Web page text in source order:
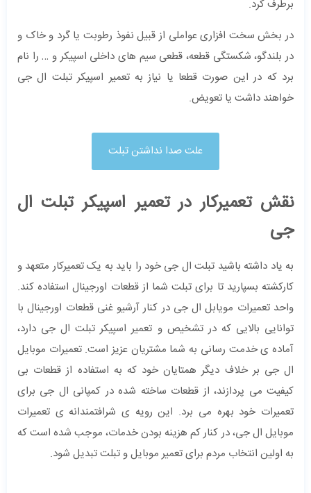
برطرف کرد.
در بخش سخت افزاری عواملی از قبیل نفوذ رطوبت یا گرد و خاک و
در بلندگو، شکستگی قطعه، قطعی سیم های داخلی اسپیکر و … را نام
برد که در این صورت قطعا یا نیاز به تعمیر اسپیکر تبلت ال جی
خواهند داشت یا تعویض.
علت صدا نداشتن تبلت
نقش تعمیرکار در تعمیر اسپیکر تبلت ال
جی
به یاد داشته باشید تبلت ال جی خود را باید به یک تعمیرکار متعهد و
کارکشته بسپارید تا برای تبلت شما از قطعات اورجینال استفاده کند.
واحد تعمیرات مویابل ال جی در کنار آرشیو غنی قطعات اورجینال با
توانایی بالایی که در تشخیص و تعمیر اسپیکر تبلت ال جی دارد،
آماده ی خدمت رسانی به شما مشتریان عزیز است. تعمیرات موبایل
ال جی بر خلاف دیگر همتایان خود که به استفاده از قطعات بی
کیفیت می پردازند، از قطعات ساخته شده در کمپانی ال جی برای
تعمیرات خود بهره می برد. این رویه ی شرافتمندانه ی تعمیرات
موبایل ال جی، در کنار کم هزینه بودن خدمات، موجب شده است که
به اولین انتخاب مردم برای تعمیر موبایل و تبلت تبدیل شود.